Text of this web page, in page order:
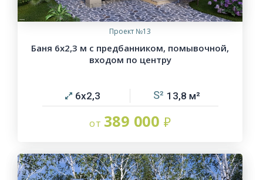
Проект №13
Баня 6х2,3 м с предбанником, помывочной,
входом по центру
6х2,3 13,8
389 000